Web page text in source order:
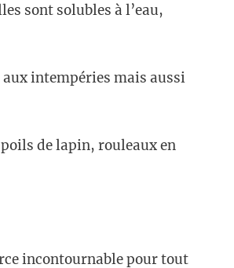
sont solubles à l’eau,
aux intempéries mais aussi
de lapin, rouleaux en
incontournable pour tout